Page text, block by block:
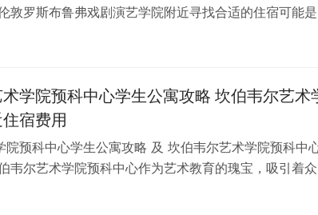
敦罗斯布鲁弗戏剧演艺学院附近寻找合适的住宿可能是
任务。为了帮助您顺利完成…
学院预科中心学生公寓攻略 坎伯韦尔艺术
宿费用
院预科中心学生公寓攻略 及 坎伯韦尔艺术学院预科中
韦尔艺术学院预科中心作为艺术教育的瑰宝，吸引着众